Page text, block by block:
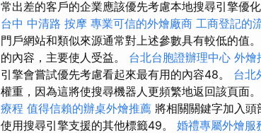
常出差的客戶的企業應該優先考慮本地搜尋引擎優
台中 中清路 按摩 專業可信的外燴廠商 工商登記的
門戶網站和類似來源通常對上述參數具有較低的值
的內容，主要使人受益。 台北台胞證辦理中心 外燴
引擎會嘗試優先考慮看起來最有用的內容48。 台北
權重，因為這將使搜尋機器人更頻繁地返回該頁面。
療程 值得信賴的辦桌外燴推薦 將相關關鍵字加入
使用搜尋引擎支援的其他標籤49。 婚禮專屬外燴服